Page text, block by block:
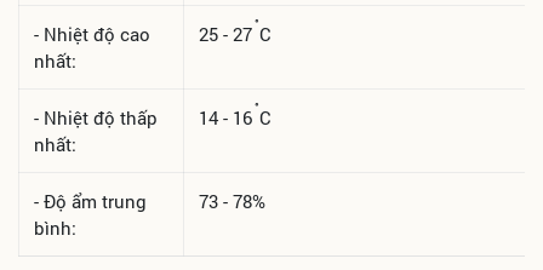
- Nhiệt độ cao
nhất:
25 - 27°C
- Nhiệt độ thấp
nhất:
14 - 16°C
- Độ ẩm trung
bình:
73 - 78%